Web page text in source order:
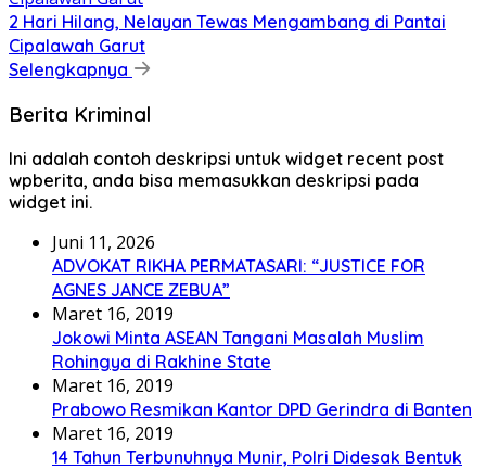
2 Hari Hilang, Nelayan Tewas Mengambang di Pantai
Cipalawah Garut
Selengkapnya
Berita Kriminal
Ini adalah contoh deskripsi untuk widget recent post
wpberita, anda bisa memasukkan deskripsi pada
widget ini.
Juni 11, 2026
ADVOKAT RIKHA PERMATASARI: “JUSTICE FOR
AGNES JANCE ZEBUA”
Maret 16, 2019
Jokowi Minta ASEAN Tangani Masalah Muslim
Rohingya di Rakhine State
Maret 16, 2019
Prabowo Resmikan Kantor DPD Gerindra di Banten
Maret 16, 2019
14 Tahun Terbunuhnya Munir, Polri Didesak Bentuk